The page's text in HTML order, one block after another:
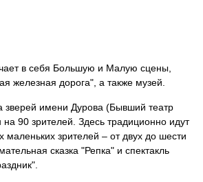
в себя Большую и Малую сцены,
железная дорога", а также музей.
зверей имени Дурова (Бывший театр
90 зрителей. Здесь традиционно идут
маленьких зрителей – от двух до шести
сказка "Репка" и спектакль